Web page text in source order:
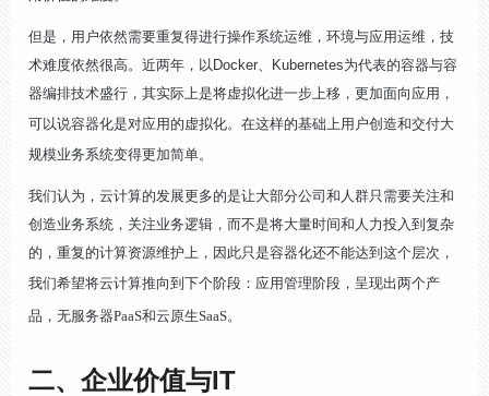
但是，用户依然需要重复得进行操作系统运维，环境与应用运维，技
术难度依然很高。近两年，以Docker、Kubernetes为代表的容器与容
器编排技术盛行，其实际上是将虚拟化进一步上移，更加面向应用，
可以说容器化是对应用的虚拟化。在这样的基础上用户创造和交付大
规模业务系统变得更加简单。
我们认为，云计算的发展更多的是让大部分公司和人群只需要关注和
创造业务系统，关注业务逻辑，而不是将大量时间和人力投入到复杂
的，重复的计算资源维护上，因此只是容器化还不能达到这个层次，
我们希望将云计算推向到下个阶段： 应用管理阶段 ，呈现出两个产
品， 无服务器PaaS和云原生SaaS。
二、企业价值与IT